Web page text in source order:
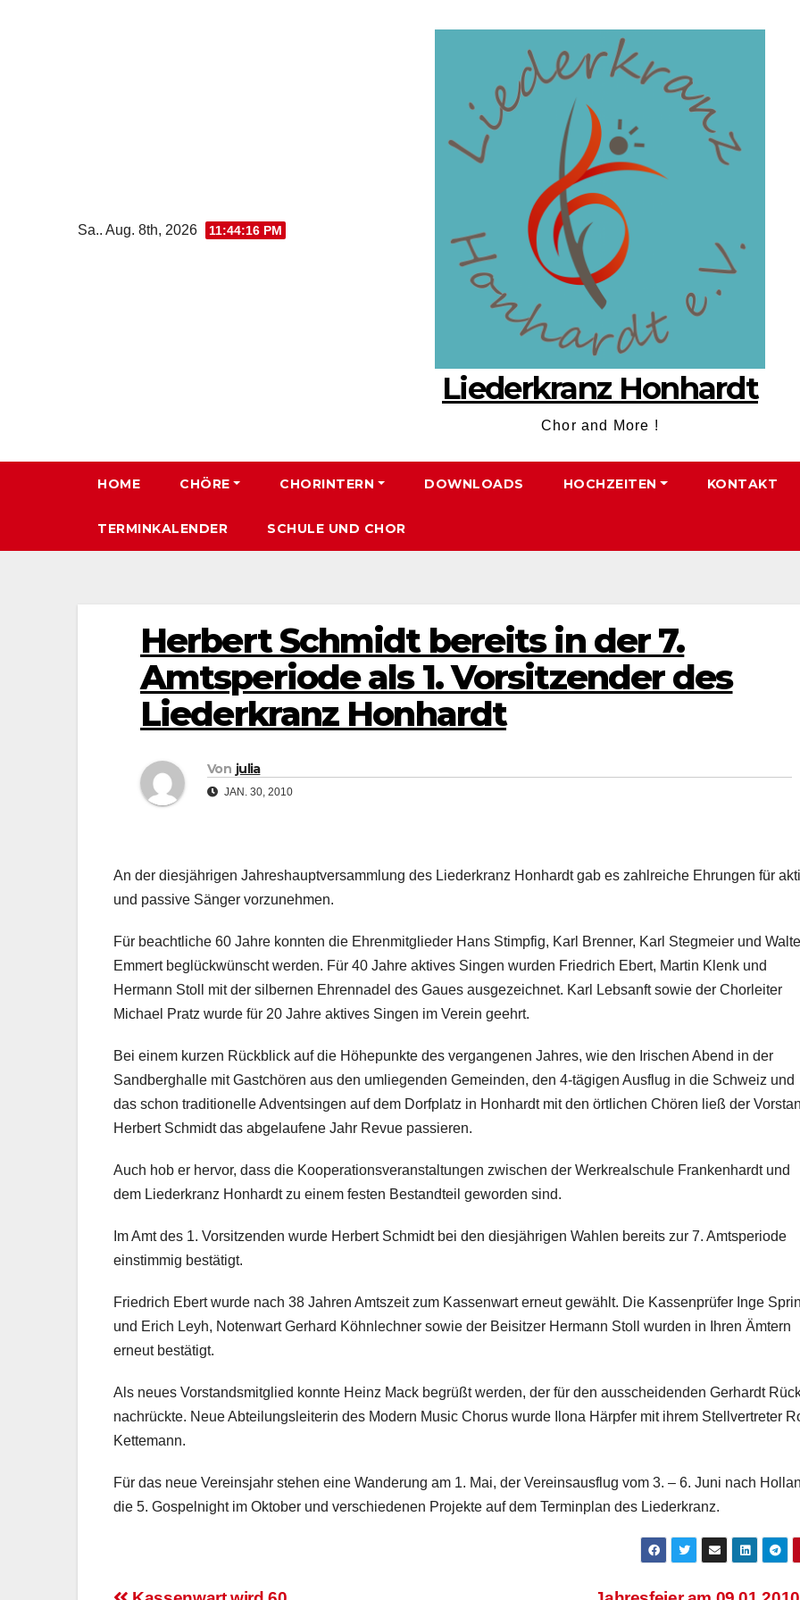
Sa.. Aug. 8th, 2026 11:44:16 PM
Liederkranz Honhardt
Chor and More !
HOME CHÖRE CHORINTERN DOWNLOADS HOCHZEITEN KONTAKT
TERMINKALENDER SCHULE UND CHOR
Herbert Schmidt bereits in der 7.
Amtsperiode als 1. Vorsitzender des
Liederkranz Honhardt
Von julia
JAN. 30, 2010
An der diesjährigen Jahreshauptversammlung des Liederkranz Honhardt gab es zahlreiche Ehrungen für
und passive Sänger vorzunehmen.
Für beachtliche 60 Jahre konnten die Ehrenmitglieder Hans Stimpfig, Karl Brenner, Karl Stegmeier und
Emmert beglückwünscht werden. Für 40 Jahre aktives Singen wurden Friedrich Ebert, Martin Klenk und
Hermann Stoll mit der silbernen Ehrennadel des Gaues ausgezeichnet. Karl Lebsanft sowie der Chorleiter
Michael Pratz wurde für 20 Jahre aktives Singen im Verein geehrt.
Bei einem kurzen Rückblick auf die Höhepunkte des vergangenen Jahres, wie den Irischen Abend in der
Sandberghalle mit Gastchören aus den umliegenden Gemeinden, den 4-tägigen Ausflug in die Schweiz und
das schon traditionelle Adventsingen auf dem Dorfplatz in Honhardt mit den örtlichen Chören ließ der
Herbert Schmidt das abgelaufene Jahr Revue passieren.
Auch hob er hervor, dass die Kooperationsveranstaltungen zwischen der Werkrealschule Frankenhardt und
dem Liederkranz Honhardt zu einem festen Bestandteil geworden sind.
Im Amt des 1. Vorsitzenden wurde Herbert Schmidt bei den diesjährigen Wahlen bereits zur 7. Amtsperiode
einstimmig bestätigt.
Friedrich Ebert wurde nach 38 Jahren Amtszeit zum Kassenwart erneut gewählt. Die Kassenprüfer Inge
und Erich Leyh, Notenwart Gerhard Köhnlechner sowie der Beisitzer Hermann Stoll wurden in Ihren Ämtern
erneut bestätigt.
Als neues Vorstandsmitglied konnte Heinz Mack begrüßt werden, der für den ausscheidenden Gerhardt
nachrückte. Neue Abteilungsleiterin des Modern Music Chorus wurde Ilona Härpfer mit ihrem Stellvertreter
Kettemann.
Für das neue Vereinsjahr stehen eine Wanderung am 1. Mai, der Vereinsausflug vom 3. – 6. Juni nach
die 5. Gospelnight im Oktober und verschiedenen Projekte auf dem Terminplan des Liederkranz.